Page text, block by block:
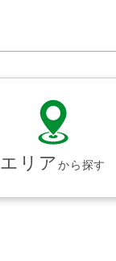
エリアから探す